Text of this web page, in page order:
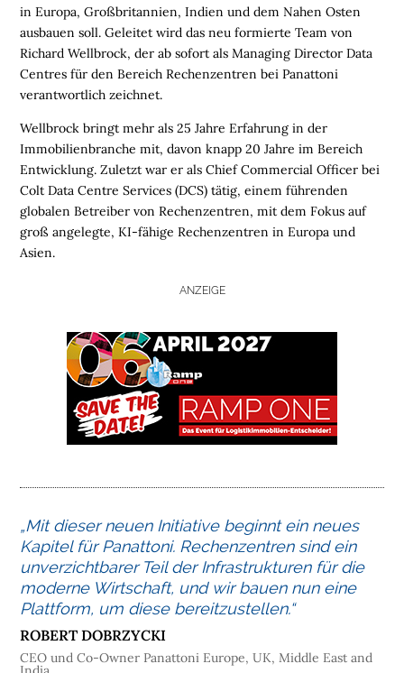
M
E
L
O
G
S
I
K
I
M
M
O
B
in Europa, Großbritannien, Indien und dem Nahen Osten
ausbauen soll. Geleitet wird das neu formierte Team von
Richard Wellbrock, der ab sofort als Managing Director Data
Centres für den Bereich Rechenzentren bei Panattoni
verantwortlich zeichnet.
Wellbrock bringt mehr als 25 Jahre Erfahrung in der
Immobilienbranche mit, davon knapp 20 Jahre im Bereich
Entwicklung. Zuletzt war er als Chief Commercial Officer bei
Colt Data Centre Services (DCS) tätig, einem führenden
globalen Betreiber von Rechenzentren, mit dem Fokus auf
groß angelegte, KI-fähige Rechenzentren in Europa und
Asien.
ANZEIGE
„Mit dieser neuen Initiative beginnt ein neues
Kapitel für Panattoni. Rechenzentren sind ein
unverzichtbarer Teil der Infrastrukturen für die
moderne Wirtschaft, und wir bauen nun eine
Plattform, um diese bereitzustellen.“
ROBERT DOBRZYCKI
CEO und Co-Owner Panattoni Europe, UK, Middle East and